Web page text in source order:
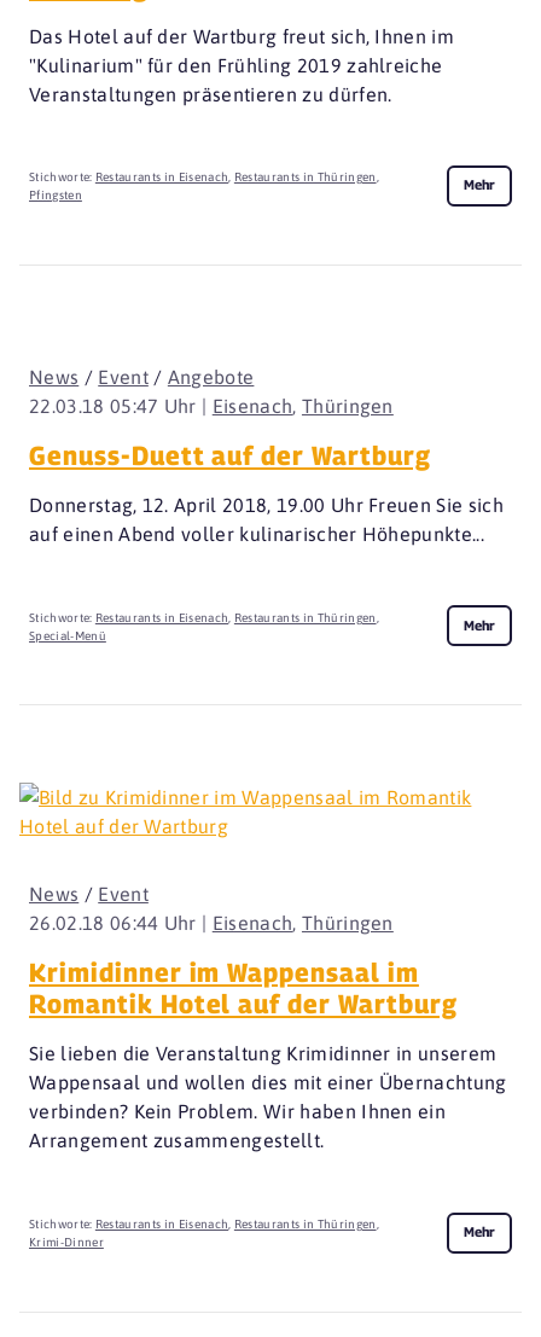
Das Hotel auf der Wartburg freut sich, Ihnen im
"Kulinarium" für den Frühling 2019 zahlreiche
Veranstaltungen präsentieren zu dürfen.
Stichworte: Restaurants in Eisenach, Restaurants in Thüringen,
Pfingsten
Mehr
22.03.18 05:47 Uhr | Eisenach, Thüringen
News / Event/ Angebote
Genuss-Duett auf der Wartburg
Donnerstag, 12. April 2018, 19.00 Uhr Freuen Sie sich
auf einen Abend voller kulinarischer Höhepunkte...
Stichworte: Restaurants in Eisenach Restaurants in Thüringen
Special-Menü
Mehr
26.02.18 06:44 Uhr | Eisenach, Thüringen
News / Event
Krimidinner im Wappensaal im
Romantik Hotel auf der Wartburg
Sie lieben die Veranstaltung Krimidinner in unserem
Wappensaal und wollen dies mit einer Übernachtung
verbinden? Kein Problem. Wir haben Ihnen ein
Arrangement zusammengestellt.
Stichworte: Restaurants in Eisenach Restaurants in Thüringen
Krimi-Dinner
Mehr